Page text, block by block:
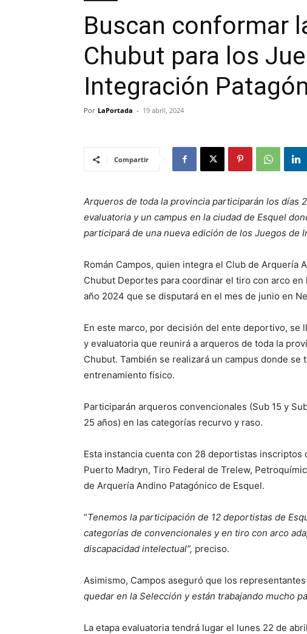
Buscan conformar
Chubut para los
Integración
Por LaPortada - 19 abril, 2024
Compartir
Arqueros de toda la provincia participarán los días
evaluatoria y un campus en la ciudad de Esquel
participará de una nueva edición de los Juegos de
Román Campos, quien integra el Club de Arquería
Chubut Deportes para coordinar el tiro con arco
año 2024 que se disputará en el mes de junio en
En este marco, por decisión del ente deportivo, se
y evaluatoria que reunirá a arqueros de toda la
Chubut. También se realizará un campus donde
entrenamiento físico.
Participarán arqueros convencionales (Sub 15 y
25 años) en las categorías recurvo y raso.
Esta instancia cuenta con 28 deportistas inscriptos
Puerto Madryn, Tiro Federal de Trelew,
de Arquería Andino Patagónico de Esquel.
“Tenemos la participación de 12 deportistas de
categorías de convencionales y en tiro con arco
discapacidad intelectual”, preciso.
Asimismo, Campos aseguró que los
quedar en la Selección y están trabajando mucho
La etapa evaluatoria tendrá lugar el lunes 22 de